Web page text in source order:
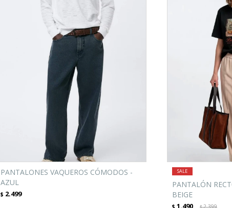
PANTALONES VAQUEROS CÓMODOS -
AZUL
$ 2.499
PANTALÓN
BEIGE
1.490 $